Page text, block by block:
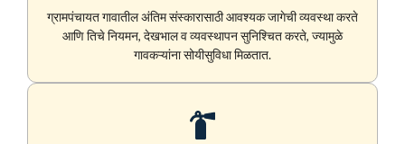
ग्रामपंचायत गावातील अंतिम संस्कारासाठी आवश्यक जागेची व्यवस्था करते
आणि तिचे नियमन, देखभाल व व्यवस्थापन सुनिश्चित करते, ज्यामुळे
गावकऱ्यांना सोयीसुविधा मिळतात.